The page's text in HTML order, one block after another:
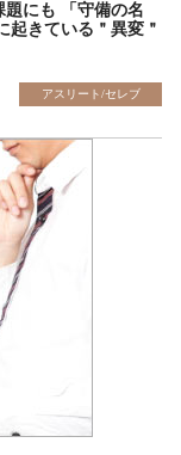
題にも 「守備の名
起きている＂異変＂
アスリート/セレブ